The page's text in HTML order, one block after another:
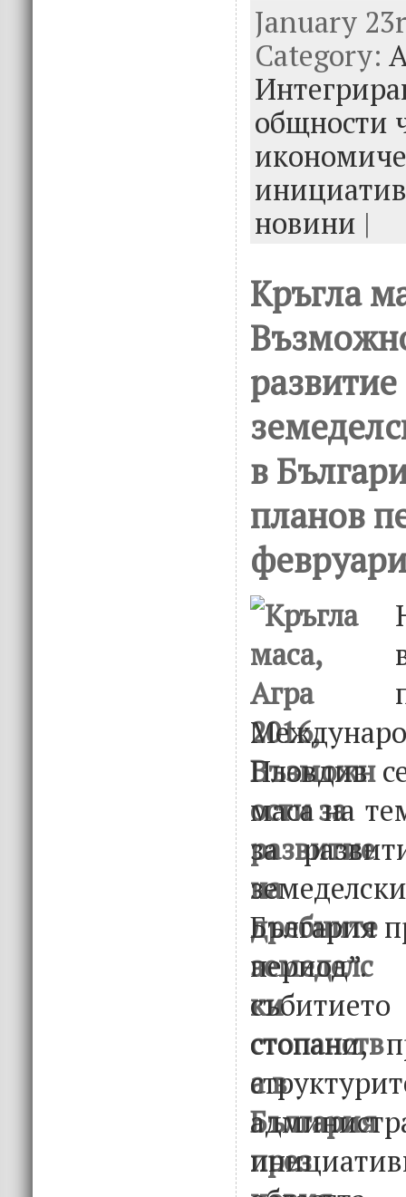
e
b
o
o
k
it
te
r
k
e
dI
n
January
Category:
общности
новини |
Кръгла
в
планов
Пловдив
маса на
за
България
стопани,